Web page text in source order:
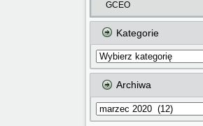
GCEO
Kategorie
Kategorie
Archiwa
Archiwa